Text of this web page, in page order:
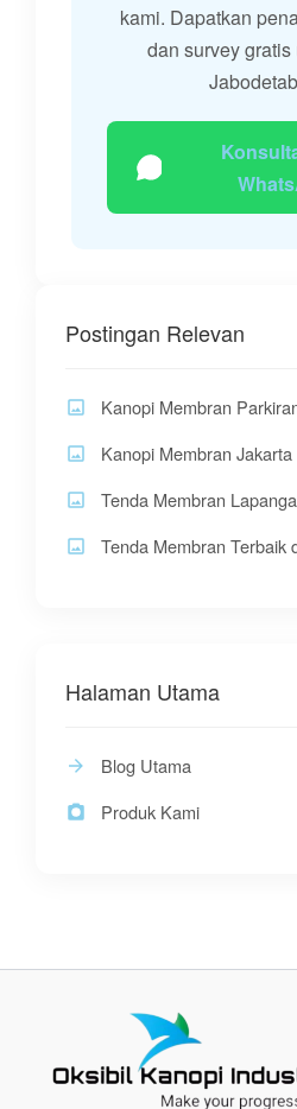
kami. Dapatkan
dan survey
Postingan Relevan
Kanopi Membran
Kanopi Membran Jakarta
Tenda Membran
Tenda Membran Terbaik
Halaman Utama
Blog Utama
Produk Kami